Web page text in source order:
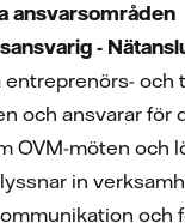
ansvarsområden
-
entreprenörs- och
och ansvarar för
OVM-möten och
in
och